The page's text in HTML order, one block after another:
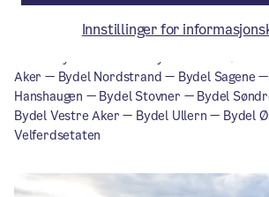
Av Bydel Alna — Bydel Bjerke — Bydel
Oslo — Bydel Grorud — Bydel Grünerløkka
Aker — Bydel Nordstrand — Bydel Sagene
Hanshaugen — Bydel Stovner — Bydel
Bydel Vestre Aker — Bydel Ullern — Bydel
Velferdsetaten
Innstillinger for